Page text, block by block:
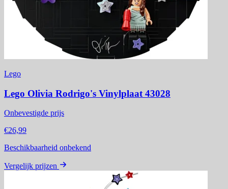
Lego
Lego Olivia Rodrigo's Vinylplaat 43028
Onbevestigde prijs
€26,99
Beschikbaarheid onbekend
Vergelijk prijzen